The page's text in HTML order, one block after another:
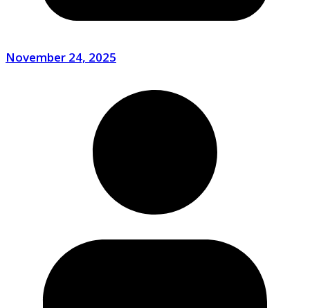
November 24, 2025